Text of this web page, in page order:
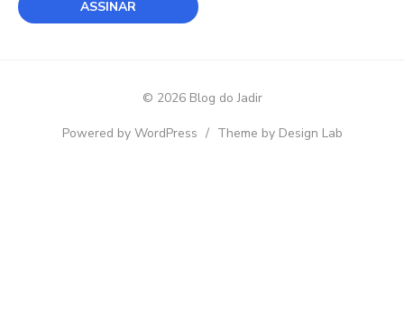
© 2026 Blog do Jadir
Powered by WordPress / Theme by Design Lab